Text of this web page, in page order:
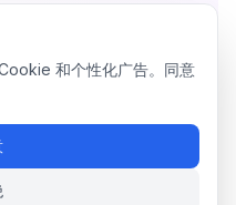
和个性化广告。同意